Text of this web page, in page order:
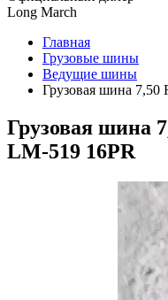
Long March
Главная
Грузовые шины
Ведущие шины
Грузовая шина 7,50
Грузовая шина
LM-519 16PR